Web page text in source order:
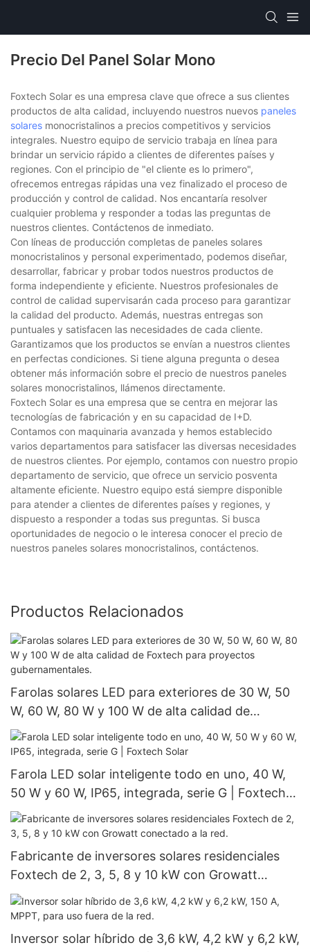
Precio Del Panel Solar Mono
Foxtech Solar es una empresa clave que ofrece a sus clientes
productos de alta calidad, incluyendo nuestros nuevos paneles
solares monocristalinos a precios competitivos y servicios
integrales. Nuestro equipo de servicio trabaja en línea para
brindar un servicio rápido a clientes de diferentes países y
regiones. Con el principio de "el cliente es lo primero",
ofrecemos entregas rápidas una vez finalizado el proceso de
producción y control de calidad. Nos encantaría resolver
cualquier problema y responder a todas las preguntas de
nuestros clientes. Contáctenos de inmediato.
Con líneas de producción completas de paneles solares
monocristalinos y personal experimentado, podemos diseñar,
desarrollar, fabricar y probar todos nuestros productos de
forma independiente y eficiente. Nuestros profesionales de
control de calidad supervisarán cada proceso para garantizar
la calidad del producto. Además, nuestras entregas son
puntuales y satisfacen las necesidades de cada cliente.
Garantizamos que los productos se envían a nuestros clientes
en perfectas condiciones. Si tiene alguna pregunta o desea
obtener más información sobre el precio de nuestros paneles
solares monocristalinos, llámenos directamente.
Foxtech Solar es una empresa que se centra en mejorar las
tecnologías de fabricación y en su capacidad de I+D.
Contamos con maquinaria avanzada y hemos establecido
varios departamentos para satisfacer las diversas necesidades
de nuestros clientes. Por ejemplo, contamos con nuestro propio
departamento de servicio, que ofrece un servicio posventa
altamente eficiente. Nuestro equipo está siempre disponible
para atender a clientes de diferentes países y regiones, y
dispuesto a responder a todas sus preguntas. Si busca
oportunidades de negocio o le interesa conocer el precio de
nuestros paneles solares monocristalinos, contáctenos.
Productos Relacionados
Farolas solares LED para exteriores de 30 W, 50
W, 60 W, 80 W y 100 W de alta calidad de
Foxtech para proyectos gubernamentales.
Farola LED solar inteligente todo en uno, 40 W,
50 W y 60 W, IP65, integrada, serie G | Foxtech
Solar
Fabricante de inversores solares residenciales
Foxtech de 2, 3, 5, 8 y 10 kW con Growatt
conectado a la red.
Inversor solar híbrido de 3,6 kW, 4,2 kW y 6,2 kW,